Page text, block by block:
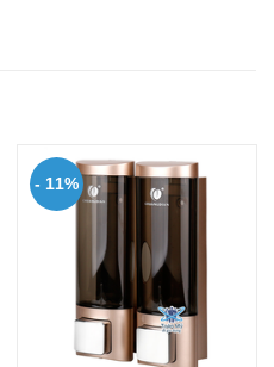
- 11%